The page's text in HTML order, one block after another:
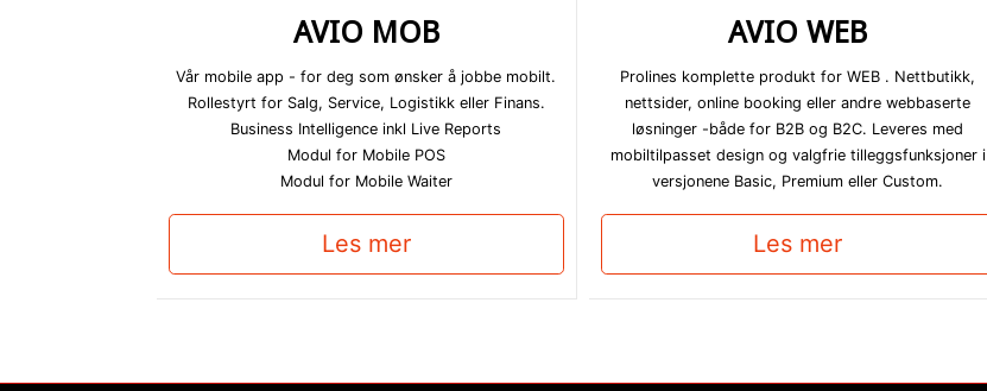
AVIO MOB
Vår mobile app - for deg som ønsker å jobbe mobilt.
Rollestyrt for Salg, Service, Logistikk eller Finans.
Business Intelligence inkl Live Reports
Modul for Mobile POS
Modul for Mobile Waiter
Les mer
AVIO WEB
Prolines komplette produkt for WEB . Nettbutikk,
nettsider, online booking eller andre webbaserte
løsninger -både for B2B og B2C. Leveres med
mobiltilpasset design og valgfrie tilleggsfunksjoner i
versjonene Basic, Premium eller Custom.
Les mer